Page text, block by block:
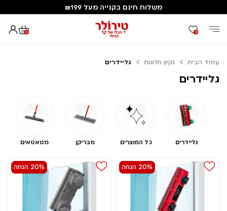
משלוח חינם בקנייה מעל ₪199
0 0
עמוד הבית נקיון חלונות גליידרים
גליידרים
גליידרים כל המוצרים מבריקן מטאטאים
20% הנחה 20% הנחה